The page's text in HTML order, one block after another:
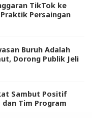
TikTok ke
Persaingan
Buruh Adalah
Dorong Publik Jeli
Sambut Positif
dan Tim Program